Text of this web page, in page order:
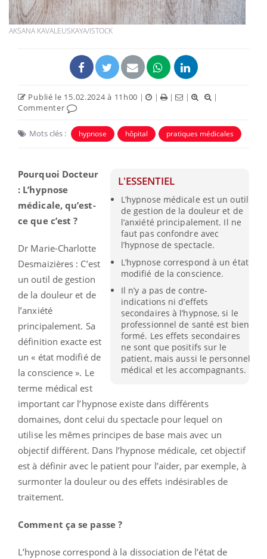
AKSANA KAVALEUSKAYA/ISTOCK
Publié le 15.02.2024 à 11h00 | | | |
|
Commenter
Mots clés : hypnose hôpital pratiques médicales
L'ESSENTIEL
L’hypnose médicale est un outil
de gestion de la douleur et de
l’anxiété principalement. Il ne
faut pas confondre avec
l’hypnose de spectacle.
L’hypnose correspond à un état
modifié de la conscience.
Il n’y a pas de contre-
indications ni d’effets
secondaires à l’hypnose, si le
professionnel de santé est bien
formé. Les effets secondaires
ne sont que positifs sur le
patient, mais aussi le personnel
médical et les accompagnants.
Pourquoi Docteur
: L’hypnose
médicale, qu’est-
ce que c’est ?
Dr Marie-Charlotte
Desmaizières : C’est
un outil de gestion
de la douleur et de
l’anxiété
principalement. Sa
définition exacte est
un « état modifié de
la conscience ». Le
terme médical est
important car l’hypnose existe dans différents
domaines, dont celui du spectacle pour lequel on
utilise les mêmes principes de base mais avec un
objectif différent. Dans l’hypnose médicale, cet objectif
est à définir avec le patient pour l’aider, par exemple, à
surmonter la douleur ou des effets indésirables de
traitement.
Comment ça se passe ?
L’hypnose correspond à la dissociation de l’état de